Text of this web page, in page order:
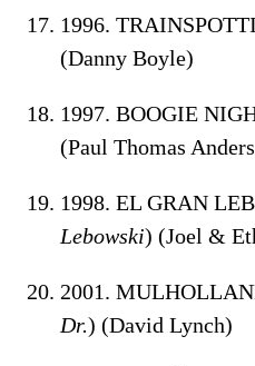
1996.
(Danny Boyle)
1997. BOOGIE
(Paul Thomas
1998. EL GRAN
Lebowski) (Joel &
2001.
Dr.) (David Lynch)